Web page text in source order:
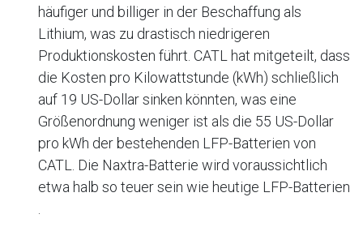
häufiger und billiger in der Beschaffung als
Lithium, was zu drastisch niedrigeren
Produktionskosten führt. CATL hat mitgeteilt, dass
die Kosten pro Kilowattstunde (kWh) schließlich
auf 19 US-Dollar sinken könnten, was eine
Größenordnung weniger ist als die 55 US-Dollar
pro kWh der bestehenden LFP-Batterien von
CATL. Die Naxtra-Batterie wird voraussichtlich
etwa halb so teuer sein wie heutige LFP-Batterien
.